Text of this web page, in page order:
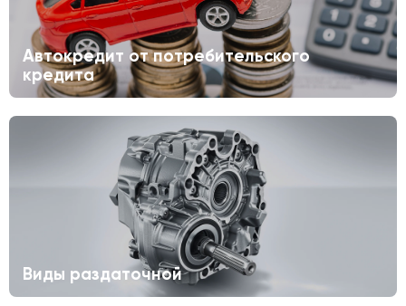
Автокредит от потребительского
кредита
Виды раздаточной